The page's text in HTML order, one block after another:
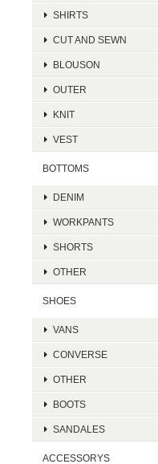
SHIRTS
CUT AND SEWN
BLOUSON
OUTER
KNIT
VEST
BOTTOMS
DENIM
WORKPANTS
SHORTS
OTHER
SHOES
VANS
CONVERSE
OTHER
BOOTS
SANDALES
ACCESSORYS